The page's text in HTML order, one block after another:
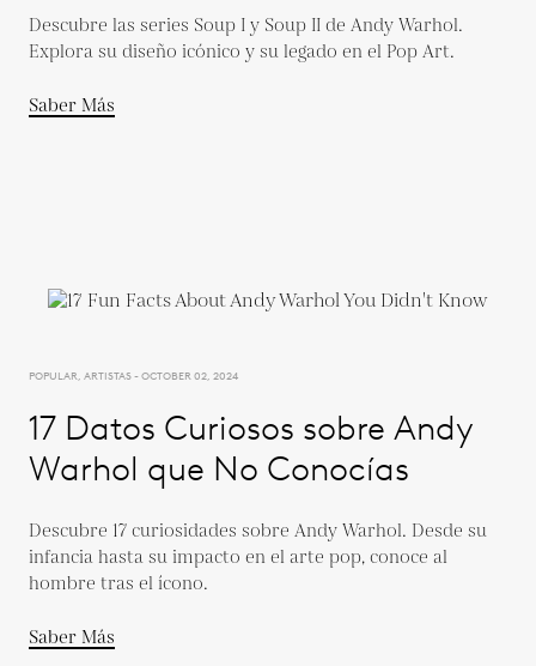
Descubre las series Soup I y Soup II de Andy Warhol.
Explora su diseño icónico y su legado en el Pop Art.
Saber Más
POPULAR, ARTISTAS - OCTOBER 02, 2024
17 Datos Curiosos sobre Andy
Warhol que No Conocías
Descubre 17 curiosidades sobre Andy Warhol. Desde su
infancia hasta su impacto en el arte pop, conoce al
hombre tras el ícono.
Saber Más